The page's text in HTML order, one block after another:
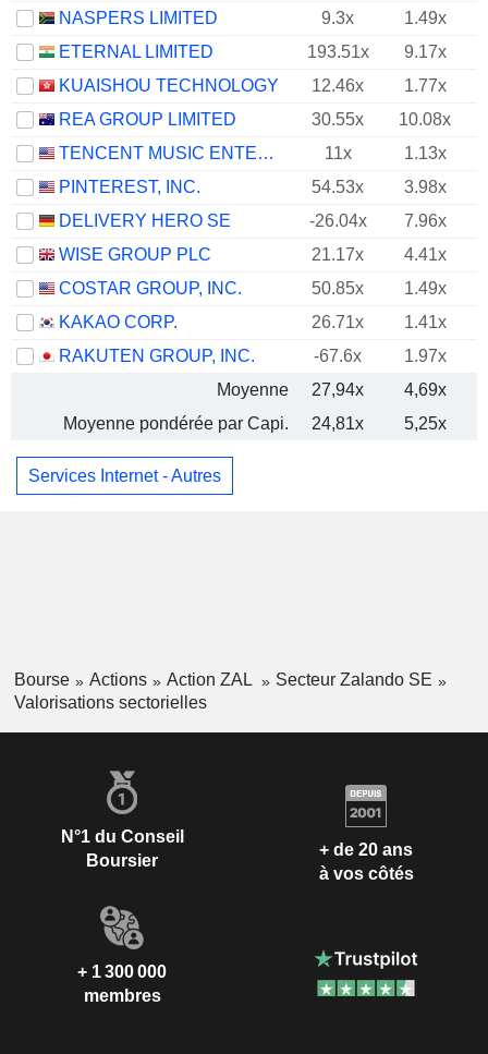
NASPERS LIMITED
9.3x
1.49x
ETERNAL LIMITED
193.51x
9.17x
KUAISHOU TECHNOLOGY
12.46x
1.77x
REA GROUP LIMITED
30.55x
10.08x
TENCENT MUSIC ENTERTAINMENT GROUP
11x
1.13x
PINTEREST, INC.
54.53x
3.98x
DELIVERY HERO SE
-26.04x
7.96x
WISE GROUP PLC
21.17x
4.41x
COSTAR GROUP, INC.
50.85x
1.49x
KAKAO CORP.
26.71x
1.41x
RAKUTEN GROUP, INC.
-67.6x
1.97x
Moyenne
27,94x
4,69x
Moyenne pondérée par Capi.
24,81x 5,25x
Services Internet - Autres
Bourse Actions Action ZAL
Secteur Zalando SE
Valorisations sectorielles
N°1 du Conseil
Boursier
+ de 20 ans
à vos côtés
+ 1 300 000
membres